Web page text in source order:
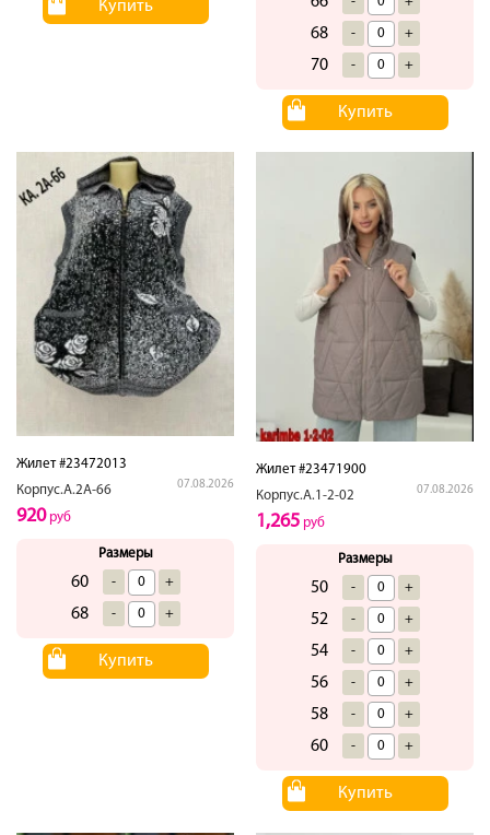
Купить
68 - +
70 - +
Купить
Жилет #23472013
Корпус.А.2А-66
07.08.2026
920руб
Размеры
60 - +
68 - +
Купить
Жилет #23471900
Корпус.А.1-2-02
07.08.2026
1,265 руб
Размеры
50 - +
52 - +
54 - +
56 - +
58 - +
60 - +
Купить